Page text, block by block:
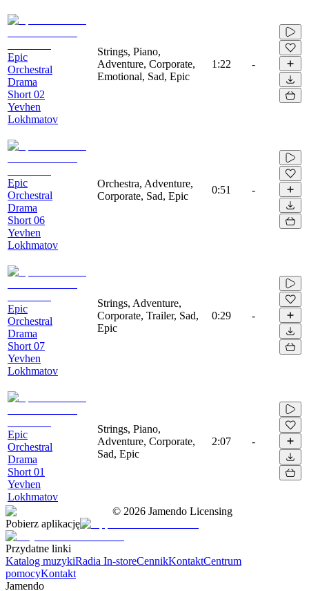
Epic
Orchestral
Drama
Short 02
Yevhen
Lokhmatov
Strings, Piano,
Adventure, Corporate,
Emotional, Sad, Epic
1:22 -
Epic
Orchestral
Drama
Short 06
Yevhen
Lokhmatov
Orchestra, Adventure,
Corporate, Sad, Epic
0:51 -
Epic
Orchestral
Drama
Short 07
Yevhen
Lokhmatov
Strings, Adventure,
Corporate, Trailer, Sad,
Epic
0:29 -
Epic
Orchestral
Drama
Short 01
Yevhen
Lokhmatov
Strings, Piano,
Adventure, Corporate,
Sad, Epic
2:07 -
© 2026 Jamendo Licensing
Pobierz aplikację
Przydatne linki
Katalog muzykiRadia In-storeCennikKontaktCentrum
pomocyKontakt
Jamendo